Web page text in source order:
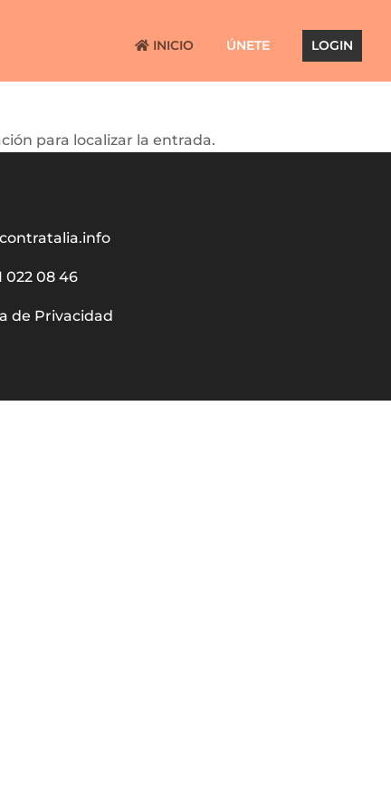
INICIO ÚNETE LOGIN
para localizar la entrada.
022 08 46
de Privacidad